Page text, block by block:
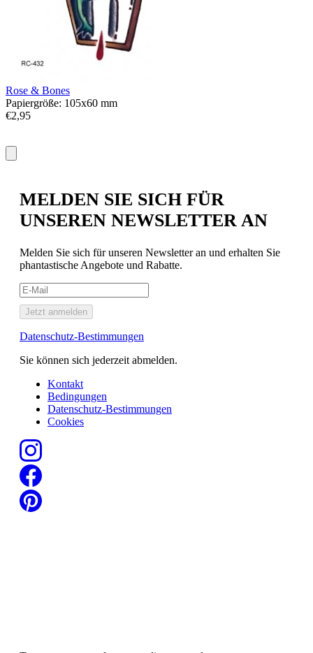
Rose & Bones
Papiergröße: 105x60 mm
€2,95
MELDEN SIE SICH FÜR
UNSEREN NEWSLETTER AN
Melden Sie sich für unseren Newsletter an und erhalten Sie
phantastische Angebote und Rabatte.
Jetzt anmelden
Datenschutz-Bestimmungen
Sie können sich jederzeit abmelden.
Kontakt
Bedingungen
Datenschutz-Bestimmungen
Cookies